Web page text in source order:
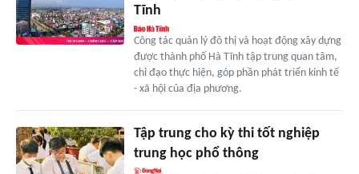
Tĩnh
Công tác quản lý đô thị và hoạt động xây dựng
được thành phố Hà Tĩnh tập trung quan tâm,
chỉ đạo thực hiện, góp phần phát triển kinh tế
- xã hội của địa phương.
Tập trung cho kỳ thi tốt nghiệp
trung học phổ thông